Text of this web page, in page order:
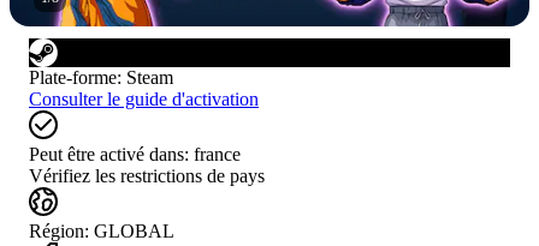
Plate-forme: Steam
Consulter le guide d'activation
Peut être activé dans: france
Vérifiez les restrictions de pays
Région: GLOBAL